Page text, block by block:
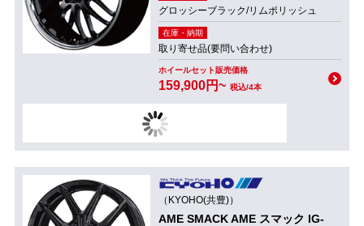
グロッシーブラック/リムポリッシュ
在庫・納期
取り寄せ品(要問い合わせ)
ホイールセット販売価格
159,900円~ 税込/4本
（KYOHO(共豊)）
AME SMACK AME スマック IG-